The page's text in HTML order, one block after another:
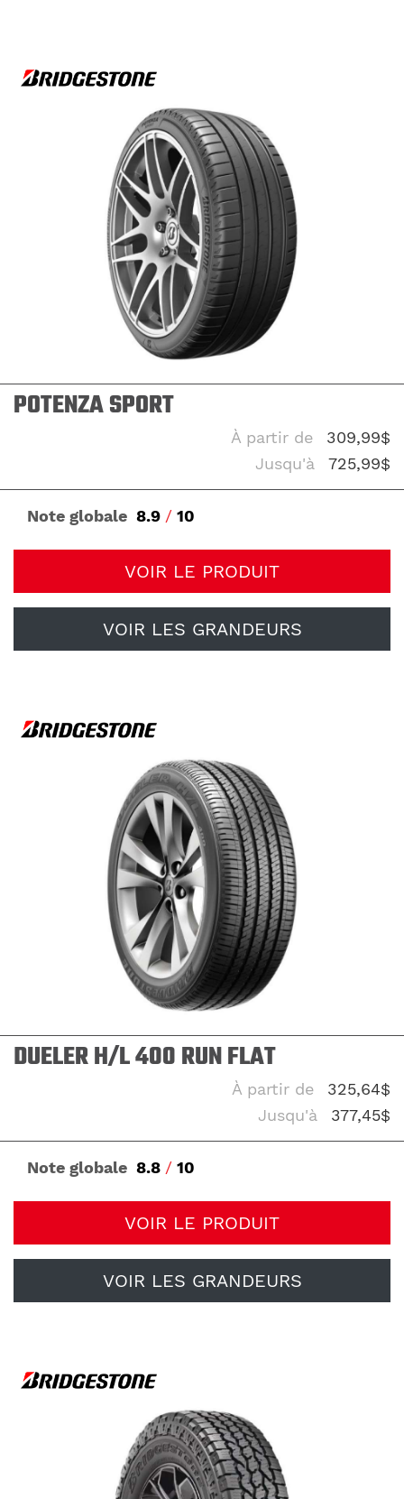
POTENZA SPORT
À partir de
309,99$
Jusqu'à
725,99$
Note globale 8.9 / 10
VOIR LE PRODUIT
VOIR LES GRANDEURS
DUELER H/L 400 RUN FLAT
À partir de
325,64$
Jusqu'à
377,45$
Note globale 8.8 / 10
VOIR LE PRODUIT
VOIR LES GRANDEURS